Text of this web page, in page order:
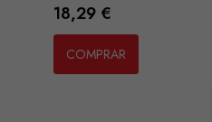
Preço
18,29 €
COMPRAR